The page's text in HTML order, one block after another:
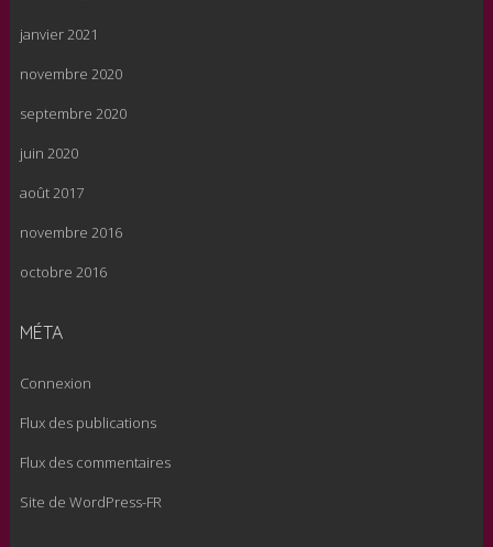
janvier 2021
novembre 2020
septembre 2020
juin 2020
août 2017
novembre 2016
octobre 2016
MÉTA
Connexion
Flux des publications
Flux des commentaires
Site de WordPress-FR